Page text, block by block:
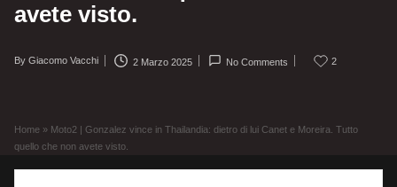
avete visto.
Posted
By Giacomo Vacchi 2 Marzo 2025 No Comments 2
Home » Moto2 | Gonzalez vince in Thailandia: dietro di lui Canet e Moreira. Tutto
quello che non avete visto.